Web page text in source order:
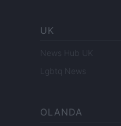
UK
News Hub UK
Lgbtq News
OLANDA